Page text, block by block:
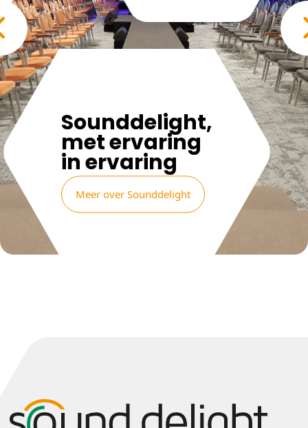
Sounddelight,
met ervaring
in ervaring
Meer over Sounddelight